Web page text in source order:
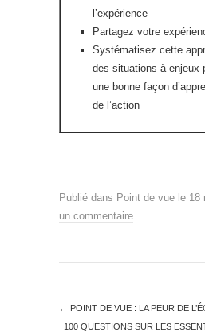
l’expérience
Partagez votre
Systématisez cette
des situations à enjeux
une bonne façon
de l’action
Publié dans Point de vue le 18
un commentaire
← POINT DE VUE : LA PEUR DE
100 QUESTIONS SUR LES